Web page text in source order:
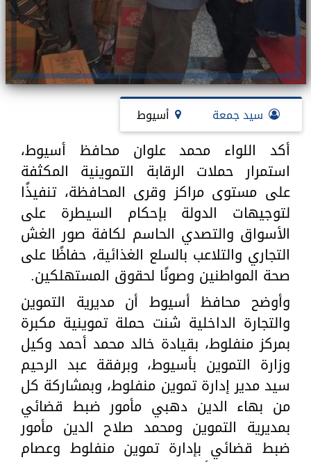
سيد جمعة أسيوط
أكد اللواء محمد علوان محافظ أسيوط،
استمرار حملات الرقابة التموينية المكثفة
على مستوى مراكز وقرى المحافظة، تنفيذًا
لتوجيهات الدولة بإحكام السيطرة على
الأسواق والتصدي الحاسم لكافة صور الغش
التجاري والتلاعب بالسلع الغذائية، حفاظًا على
صحة المواطنين وصونًا لحقوق المستهلكين.
وأوضح محافظ أسيوط أن مديرية التموين
والتجارة الداخلية شنت حملة تموينية مكبرة
بمركز منفلوط، بقيادة خالد محمد أحمد وكيل
وزارة التموين بأسيوط، وبرفقة عبد الرحيم
سيد مدير إدارة تموين منفلوط، وبمشاركة كل
من بهاء الدين دهبي مأمور ضبط قضائي
بمديرية التموين ومحمد صلاح الدين مأمور
ضبط قضائي بإدارة تموين منفلوط وعصام